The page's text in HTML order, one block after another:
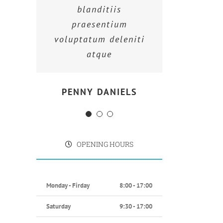
blanditiis
praesentium
voluptatum deleniti
atque
PENNY DANIELS
blanditiis
praesentium
voluptatum deleniti
atque
MARGERET TINSDALE
blanditiis
praesentium
voluptatum deleniti
atque
ROSE JAMERSON
OPENING HOURS
Monday - Firday 8:00 - 17:00
Saturday 9:30 - 17:00